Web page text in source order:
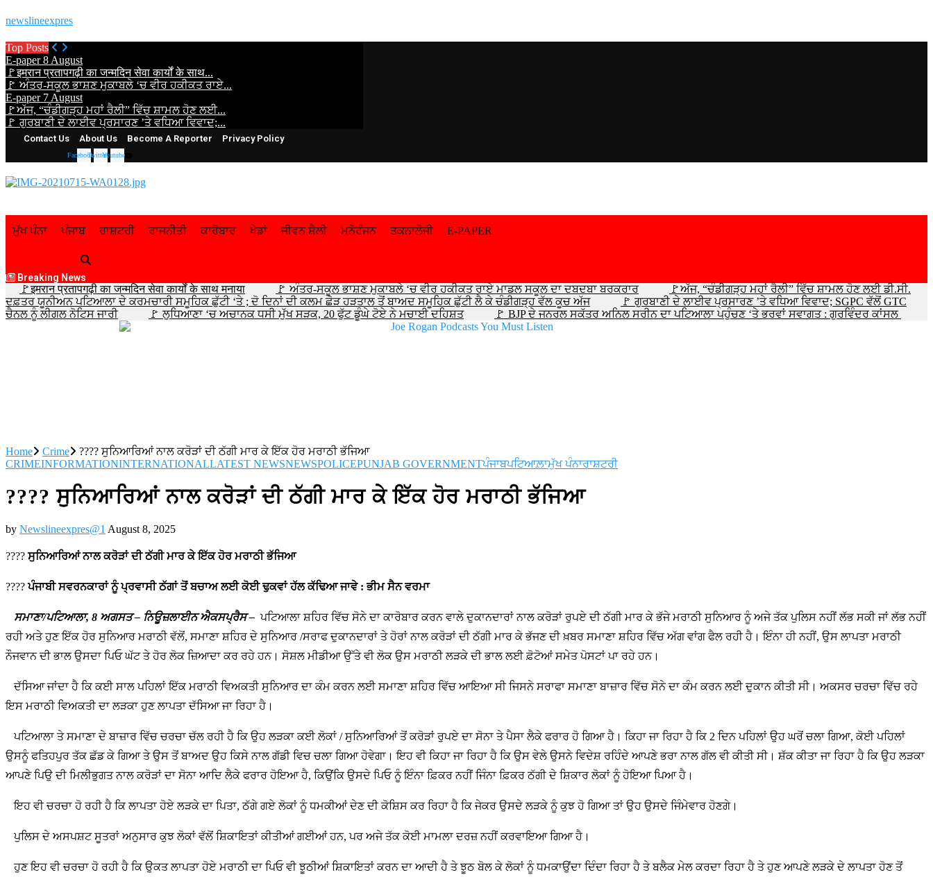
newslineexpres
Top Posts
E-paper 8 August
🚩इमरान प्रतापगढ़ी का जन्मदिन सेवा कार्यों के साथ...
🚩 ਅੰਤਰ-ਸਕੂਲ ਭਾਸ਼ਣ ਮੁਕਾਬਲੇ ‘ਚ ਵੀਰ ਹਕੀਕਤ ਰਾਏ...
E-paper 7 August
🚩ਅੱਜ, “ਚੰਡੀਗੜ੍ਹ ਮਹਾਂ ਰੈਲੀ” ਵਿੱਚ ਸ਼ਾਮਲ ਹੋਣ ਲਈ...
🚩 ਗੁਰਬਾਣੀ ਦੇ ਲਾਈਵ ਪ੍ਰਸਾਰਣ ’ਤੇ ਵਧਿਆ ਵਿਵਾਦ;...
Contact Us About Us Become A Reporter Privacy Policy
FacebookTwitterYoutube
ਮੁੱਖ ਪੰਨਾ ਪੰਜਾਬ ਰਾਸ਼ਟਰੀ ਰਾਜਨੀਤੀ ਕਾਰੋਬਾਰ ਖੇਡਾਂ ਜੀਵਨ ਸ਼ੈਲੀ ਮਨੋਰੰਜਨ ਤਕਨਾਲੋਜੀ E-PAPER
Breaking News
🚩इमरान प्रतापगढ़ी का जन्मदिन सेवा कार्यों के साथ मनाया 🚩 ਅੰਤਰ-ਸਕੂਲ ਭਾਸ਼ਣ ਮੁਕਾਬਲੇ ‘ਚ ਵੀਰ ਹਕੀਕਤ ਰਾਏ ਮਾਡਲ ਸਕੂਲ ਦਾ ਦਬਦਬਾ ਬਰਕਰਾਰ
🚩ਅੱਜ, “ਚੰਡੀਗੜ੍ਹ ਮਹਾਂ ਰੈਲੀ” ਵਿੱਚ ਸ਼ਾਮਲ ਹੋਣ ਲਈ ਡੀ.ਸੀ.
ਦਫ਼ਤਰ ਯੂਨੀਅਨ ਪਟਿਆਲਾ ਦੇ ਕਰਮਚਾਰੀ ਸਮੂਹਿਕ ਛੁੱਟੀ ‘ਤੇ ; ਦੋ ਦਿਨਾਂ ਦੀ ਕਲਮ ਛੋੜ ਹੜਤਾਲ ਤੋਂ ਬਾਅਦ ਸਮੂਹਿਕ ਛੁੱਟੀ ਲੈ ਕੇ ਚੰਡੀਗੜ੍ਹ ਵੱਲ ਕੂਚ ਅੱਜ
🚩 ਗੁਰਬਾਣੀ ਦੇ ਲਾਈਵ ਪ੍ਰਸਾਰਣ ’ਤੇ ਵਧਿਆ ਵਿਵਾਦ; SGPC ਵੱਲੋਂ GTC
ਚੈਨਲ ਨੂੰ ਲੀਗਲ ਨੋਟਿਸ ਜਾਰੀ
🚩 ਲੁਧਿਆਣਾ ‘ਚ ਅਚਾਨਕ ਧਸੀ ਮੁੱਖ ਸੜਕ, 20 ਫੁੱਟ ਡੂੰਘੇ ਟੋਏ ਨੇ ਮਚਾਈ ਦਹਿਸ਼ਤ 🚩 BJP ਦੇ ਜਨਰਲ ਸਕੱਤਰ ਅਨਿਲ ਸਰੀਨ ਦਾ ਪਟਿਆਲਾ ਪਹੁੰਚਣ ‘ਤੇ ਭਰਵਾਂ ਸਵਾਗਤ : ਗੁਰਵਿੰਦਰ ਕਾਂਸਲ
Home Crime
???? ਸੁਨਿਆਰਿਆਂ ਨਾਲ ਕਰੋੜਾਂ ਦੀ ਠੱਗੀ ਮਾਰ ਕੇ ਇੱਕ ਹੋਰ ਮਰਾਠੀ ਭੱਜਿਆ
CRIMEINFORMATIONINTERNATIONALLATEST NEWSNEWSPOLICEPUNJAB GOVERNMENTਪੰਜਾਬਪਟਿਆਲ਼ਾਮੁੱਖ ਪੰਨਾਰਾਸ਼ਟਰੀ
???? ਸੁਨਿਆਰਿਆਂ ਨਾਲ ਕਰੋੜਾਂ ਦੀ ਠੱਗੀ ਮਾਰ ਕੇ ਇੱਕ ਹੋਰ ਮਰਾਠੀ ਭੱਜਿਆ
by Newslineexpres@1 August 8, 2025
????ਸੁਨਿਆਰਿਆਂ ਨਾਲ ਕਰੋੜਾਂ ਦੀ ਠੱਗੀ ਮਾਰ ਕੇ ਇੱਕ ਹੋਰ ਮਰਾਠੀ ਭੱਜਿਆ
????ਪੰਜਾਬੀ ਸਵਰਨਕਾਰਾਂ ਨੂੰ ਪ੍ਰਵਾਸੀ ਠੱਗਾਂ ਤੋਂ ਬਚਾਅ ਲਈ ਕੋਈ ਢੁਕਵਾਂ ਹੱਲ ਕੱਢਿਆ ਜਾਵੇ : ਭੀਮ ਸੈਨ ਵਰਮਾ
ਸਮਾਣਾ/ਪਟਿਆਲਾ, 8 ਅਗਸਤ – ਨਿਊਜ਼ਲਾਈਨ ਐਕਸਪ੍ਰੈਸ –ਪਟਿਆਲਾ ਸ਼ਹਿਰ ਵਿੱਚ ਸੋਨੇ ਦਾ ਕਾਰੋਬਾਰ ਕਰਨ ਵਾਲੇ ਦੁਕਾਨਦਾਰਾਂ ਨਾਲ ਕਰੋੜਾਂ ਰੁਪਏ ਦੀ ਠੱਗੀ ਮਾਰ ਕੇ ਭੱਜੇ ਮਰਾਠੀ ਸੁਨਿਆਰ ਨੂੰ ਅਜੇ ਤੱਕ ਪੁਲਿਸ ਨਹੀਂ ਲੱਭ ਸਕੀ ਜਾਂ ਲੱਭ ਨਹੀਂ
ਰਹੀ ਅਤੇ ਹੁਣ ਇੱਕ ਹੋਰ ਸੁਨਿਆਰ ਮਰਾਠੀ ਵੱਲੋਂ, ਸਮਾਣਾ ਸ਼ਹਿਰ ਦੇ ਸੁਨਿਆਰ /ਸਰਾਫ ਦੁਕਾਨਦਾਰਾਂ ਤੇ ਹੋਰਾਂ ਨਾਲ ਕਰੋੜਾਂ ਦੀ ਠੱਗੀ ਮਾਰ ਕੇ ਭੱਜਣ ਦੀ ਖ਼ਬਰ ਸਮਾਣਾ ਸ਼ਹਿਰ ਵਿੱਚ ਅੱਗ ਵਾਂਗ ਫੈਲ ਰਹੀ ਹੈ। ਇੰਨਾ ਹੀ ਨਹੀਂ, ਉਸ ਲਾਪਤਾ ਮਰਾਠੀ
ਨੌਜਵਾਨ ਦੀ ਭਾਲ ਉਸਦਾ ਪਿਓ ਘੱਟ ਤੇ ਹੋਰ ਲੋਕ ਜ਼ਿਆਦਾ ਕਰ ਰਹੇ ਹਨ। ਸੋਸ਼ਲ ਮੀਡੀਆ ਉੱਤੇ ਵੀ ਲੋਕ ਉਸ ਮਰਾਠੀ ਲੜਕੇ ਦੀ ਭਾਲ ਲਈ ਫ਼ੋਟੋਆਂ ਸਮੇਤ ਪੋਸਟਾਂ ਪਾ ਰਹੇ ਹਨ।
ਦੱਸਿਆ ਜਾਂਦਾ ਹੈ ਕਿ ਕਈ ਸਾਲ ਪਹਿਲਾਂ ਇੱਕ ਮਰਾਠੀ ਵਿਅਕਤੀ ਸੁਨਿਆਰ ਦਾ ਕੰਮ ਕਰਨ ਲਈ ਸਮਾਣਾ ਸ਼ਹਿਰ ਵਿੱਚ ਆਇਆ ਸੀ ਜਿਸਨੇ ਸਰਾਫਾ ਸਮਾਣਾ ਬਾਜ਼ਾਰ ਵਿੱਚ ਸੋਨੇ ਦਾ ਕੰਮ ਕਰਨ ਲਈ ਦੁਕਾਨ ਕੀਤੀ ਸੀ। ਅਕਸਰ ਚਰਚਾ ਵਿੱਚ ਰਹੇ
ਇਸ ਮਰਾਠੀ ਵਿਅਕਤੀ ਦਾ ਲੜਕਾ ਹੁਣ ਲਾਪਤਾ ਦੱਸਿਆ ਜਾ ਰਿਹਾ ਹੈ।
ਪਟਿਆਲਾ ਤੇ ਸਮਾਣਾ ਦੇ ਬਾਜ਼ਾਰ ਵਿੱਚ ਚਰਚਾ ਚੱਲ ਰਹੀ ਹੈ ਕਿ ਉਹ ਲੜਕਾ ਕਈ ਲੋਕਾਂ / ਸੁਨਿਆਰਿਆਂ ਤੋਂ ਕਰੋੜਾਂ ਰੁਪਏ ਦਾ ਸੋਨਾ ਤੇ ਪੈਸਾ ਲੈਕੇ ਫਰਾਰ ਹੋ ਗਿਆ ਹੈ। ਕਿਹਾ ਜਾ ਰਿਹਾ ਹੈ ਕਿ 2 ਦਿਨ ਪਹਿਲਾਂ ਉਹ ਘਰੋਂ ਚਲਾ ਗਿਆ, ਕੋਈ ਪਹਿਲਾਂ
ਉਸਨੂੰ ਫਤਿਹਪੁਰ ਤੱਕ ਛੱਡ ਕੇ ਗਿਆ ਤੇ ਉਸ ਤੋਂ ਬਾਅਦ ਉਹ ਕਿਸੇ ਨਾਲ ਗੱਡੀ ਵਿਚ ਚਲਾ ਗਿਆ ਹੋਵੇਗਾ। ਇਹ ਵੀ ਕਿਹਾ ਜਾ ਰਿਹਾ ਹੈ ਕਿ ਉਸ ਵੇਲੇ ਉਸਨੇ ਵਿਦੇਸ਼ ਰਹਿੰਦੇ ਆਪਣੇ ਭਰਾ ਨਾਲ ਗੱਲ ਵੀ ਕੀਤੀ ਸੀ। ਸ਼ੱਕ ਕੀਤਾ ਜਾ ਰਿਹਾ ਹੈ ਕਿ ਉਹ ਲੜਕਾ
ਆਪਣੇ ਪਿਉ ਦੀ ਮਿਲੀਭੁਗਤ ਨਾਲ ਕਰੋੜਾਂ ਦਾ ਸੋਨਾ ਆਦਿ ਲੈਕੇ ਫਰਾਰ ਹੋਇਆ ਹੈ, ਕਿਉਂਕਿ ਉਸਦੇ ਪਿਓ ਨੂੰ ਇੰਨਾ ਫ਼ਿਕਰ ਨਹੀਂ ਜਿੰਨਾ ਫ਼ਿਕਰ ਠੱਗੀ ਦੇ ਸ਼ਿਕਾਰ ਲੋਕਾਂ ਨੂੰ ਹੋਇਆ ਪਿਆ ਹੈ।
ਇਹ ਵੀ ਚਰਚਾ ਹੋ ਰਹੀ ਹੈ ਕਿ ਲਾਪਤਾ ਹੋਏ ਲੜਕੇ ਦਾ ਪਿਤਾ, ਠੱਗੇ ਗਏ ਲੋਕਾਂ ਨੂੰ ਧਮਕੀਆਂ ਦੇਣ ਦੀ ਕੋਸ਼ਿਸ ਕਰ ਰਿਹਾ ਹੈ ਕਿ ਜੇਕਰ ਉਸਦੇ ਲੜਕੇ ਨੂੰ ਕੁਝ ਹੋ ਗਿਆ ਤਾਂ ਉਹ ਉਸਦੇ ਜਿੰਮੇਵਾਰ ਹੋਣਗੇ।
ਪੁਲਿਸ ਦੇ ਅਸਪਸ਼ਟ ਸੂਤਰਾਂ ਅਨੁਸਾਰ ਕੁਝ ਲੋਕਾਂ ਵੱਲੋਂ ਸ਼ਿਕਾਇਤਾਂ ਕੀਤੀਆਂ ਗਈਆਂ ਹਨ, ਪਰ ਅਜੇ ਤੱਕ ਕੋਈ ਮਾਮਲਾ ਦਰਜ਼ ਨਹੀਂ ਕਰਵਾਇਆ ਗਿਆ ਹੈ।
ਹੁਣ ਇਹ ਵੀ ਚਰਚਾ ਹੋ ਰਹੀ ਹੈ ਕਿ ਉਕਤ ਲਾਪਤਾ ਹੋਏ ਮਰਾਠੀ ਦਾ ਪਿਓ ਵੀ ਝੂਠੀਆਂ ਸ਼ਿਕਾਇਤਾਂ ਕਰਨ ਦਾ ਆਦੀ ਹੈ ਤੇ ਝੂਠ ਬੋਲ ਕੇ ਲੋਕਾਂ ਨੂੰ ਧਮਕਾਉਂਦਾ ਦਿੰਦਾ ਰਿਹਾ ਹੈ ਤੇ ਬਲੈਕ ਮੇਲ ਕਰਦਾ ਰਿਹਾ ਹੈ ਤੇ ਹੁਣ ਆਪਣੇ ਲੜਕੇ ਦੇ ਲਾਪਤਾ ਹੋਣ ਤੋਂ